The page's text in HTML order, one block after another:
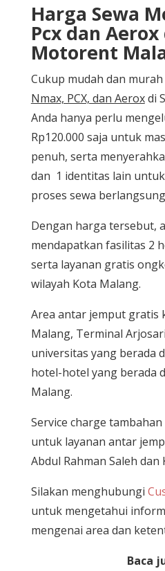
Harga Sewa
Pcx dan
Motorent
Cukup mudah dan
Nmax, PCX, dan Aeroxdi
Anda hanya perlu
Rp120.000 saja untuk
penuh, serta
dan 1 identitas lain
proses sewa
Dengan harga tersebut,
mendapatkan fasilitas 2
serta layanan gratis
wilayah Kota Malang.
Area antar jemput gratis
Malang, Terminal
universitas yang berada
hotel-hotel yang berada
Malang.
Service charge
untuk layanan antar
Abdul Rahman Saleh dan
Silakan menghubungi
untuk mengetahui
mengenai area dan
Baca